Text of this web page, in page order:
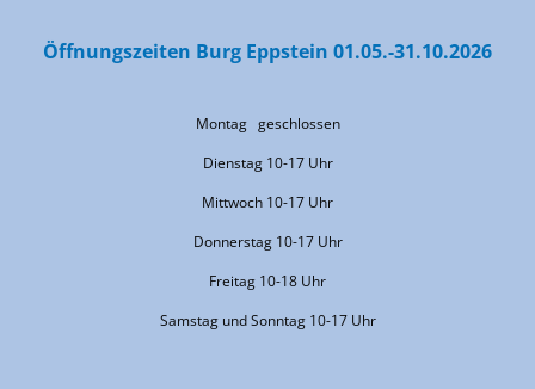
Öffnungszeiten Burg Eppstein 01.05.-31.10.2026
Montag geschlossen
Dienstag 10-17 Uhr
Mittwoch 10-17 Uhr
Donnerstag 10-17 Uhr
Freitag 10-18 Uhr
Samstag und Sonntag 10-17 Uhr